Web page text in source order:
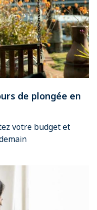
de plongée en
votre budget et